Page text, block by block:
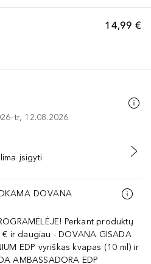
14,99 €
12.08.2026
Į KREPŠELĮ
įsigyti
DOVANA
Perkant produktų
€ ir daugiau - DOVANA GISADA
EDP vyriškas kvapas (10 ml) ir
AMBASSADORA EDP